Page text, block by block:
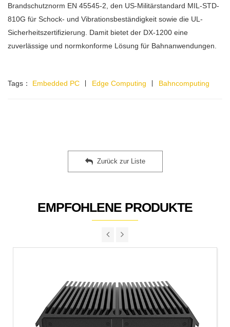
Brandschutznorm EN 45545-2, den US-Militärstandard MIL-STD-
810G für Schock- und Vibrationsbeständigkeit sowie die UL-
Sicherheitszertifizierung. Damit bietet der DX-1200 eine
zuverlässige und normkonforme Lösung für Bahnanwendungen.
Tags： Embedded PC Edge Computing Bahncomputing
Zurück zur Liste
EMPFOHLENE PRODUKTE